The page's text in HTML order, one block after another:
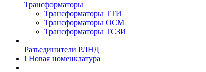
Трансформаторы
Трансформаторы ТТИ
Трансформаторы ОСМ
Трансформаторы ТСЗИ
Разъединители РЛНД
! Новая номенклатура